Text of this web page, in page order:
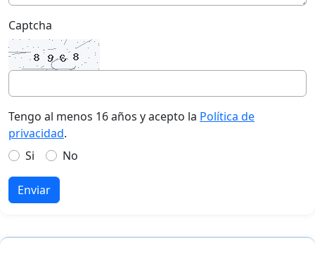
Captcha
Tengo al menos 16 años y acepto la Política de
privacidad.
Si
No
Enviar